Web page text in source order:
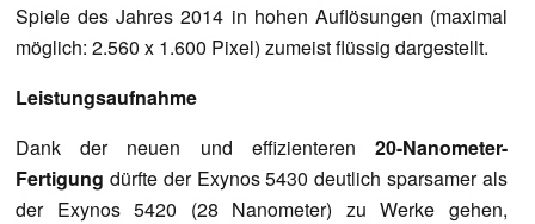
Spiele des Jahres 2014 in hohen Auflösungen (maximal
möglich: 2.560 x 1.600 Pixel) zumeist flüssig dargestellt.
Leistungsaufnahme
Dank der neuen und effizienteren 20-Nanometer-
Fertigung dürfte der Exynos 5430 deutlich sparsamer als
der Exynos 5420 (28 Nanometer) zu Werke gehen,